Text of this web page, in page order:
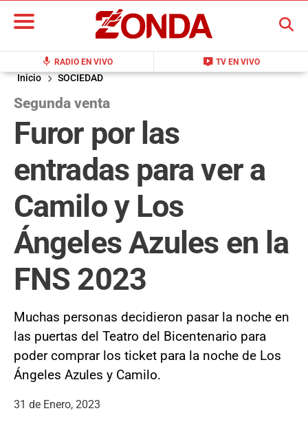
mic RADIO EN VIVO live_tv TV EN VIVO
BUSCAR
Inicio SOCIEDAD
Segunda venta
Furor por las
entradas para ver a
Camilo y Los
Ángeles Azules en la
FNS 2023
Muchas personas decidieron pasar la noche en
las puertas del Teatro del Bicentenario para
poder comprar los ticket para la noche de Los
Ángeles Azules y Camilo.
31 de Enero, 2023